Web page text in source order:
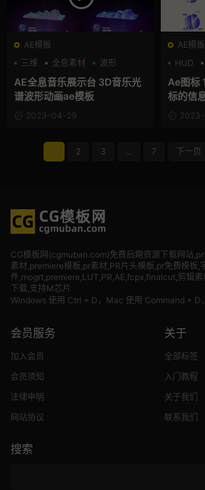
AE模板
三维
全息素材 波形
AE全息音乐展示台 3D音乐光
谱波形动画ae模板
2023-04-29
AE模板
HUD
Ae图标
标的信
1 2 3 ... 7 下一页
CG模板网(cgmuban.com)免费后期资源下载网站
素材,premiere模板,pr素材,PR片头模板,pr免费模板,
件,mogrt,premiere,LUT,PR,AE,fcpx,finalcut,剪辑素
下载,支持M芯片
Windows 使用 Ctrl + D，Mac 使用 Command + D
会员服务
加入会员
会员须知
法律申明
网站协议
关于
全部标签
入门教程
关于我们
联系我们
搜索